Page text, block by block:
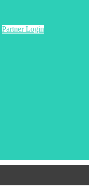
Partner Login